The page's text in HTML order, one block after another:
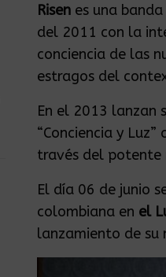
Risen es una
del 2011 con la
conciencia de las
estragos del
En el 2013 lanzan
“Conciencia y
través del potente
El día 06 de junio
colombiana en el
lanzamiento de su